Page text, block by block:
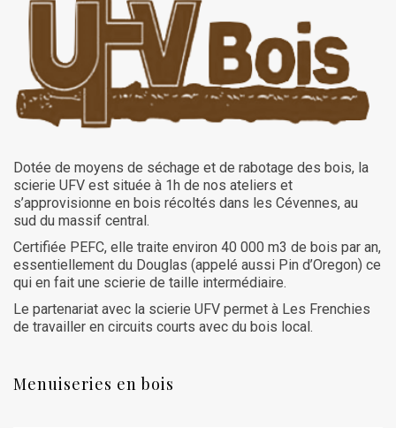
Dotée de moyens de séchage et de rabotage des bois, la
scierie UFV est située à 1h de nos ateliers et
s’approvisionne en bois récoltés dans les Cévennes, au
sud du massif central.
Certifiée PEFC, elle traite environ 40 000 m3 de bois par an,
essentiellement du Douglas (appelé aussi Pin d’Oregon) ce
qui en fait une scierie de taille intermédiaire.
Le partenariat avec la scierie UFV permet à Les Frenchies
de travailler en circuits courts avec du bois local.
Menuiseries en bois